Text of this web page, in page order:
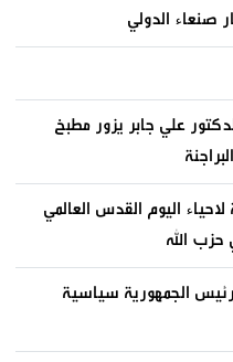
صنعاء الدولي
علي جابر يزور مطبخ
اليوم القدس العالمي
الله
الجمهورية سياسية